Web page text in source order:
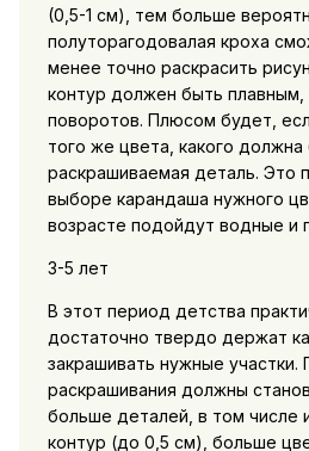
(0,5-1 см), тем больше
полуторагодовалая кроха
менее точно раскрасить
контур должен быть плавным,
поворотов. Плюсом будет,
того же цвета, какого должна
раскрашиваемая деталь. Это
выборе карандаша нужного
возрасте подойдут водные и
3-5 лет
В этот период детства
достаточно твердо держат
закрашивать нужные участки.
раскрашивания должны
больше деталей, в том числе
контур (до 0,5 см), больше